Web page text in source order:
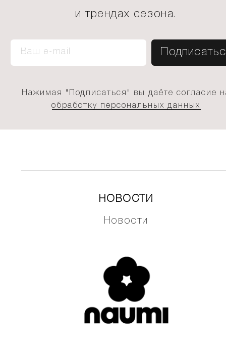
и трендах сезона.
Нажимая "Подписаться" вы даёте согласие
обработку персональных данных
НОВОСТИ
Новости